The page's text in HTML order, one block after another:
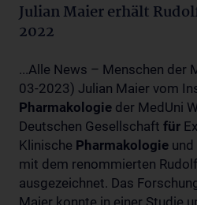
Julian Maier erhält
2022
...Alle News – Menschen der
03-2023) Julian Maier vom
Pharmakologie der MedUni
Deutschen Gesellschaft für
Klinische Pharmakologie
mit dem renommierten
ausgezeichnet. Das
Maier konnte in einer Studie